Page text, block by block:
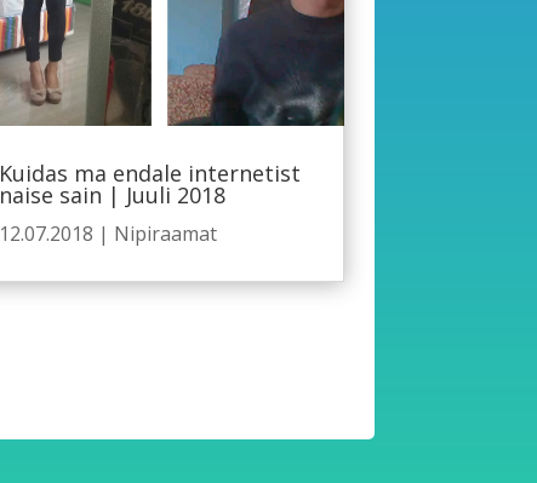
Kuidas ma endale internetist
naise sain | Juuli 2018
12.07.2018 | Nipiraamat